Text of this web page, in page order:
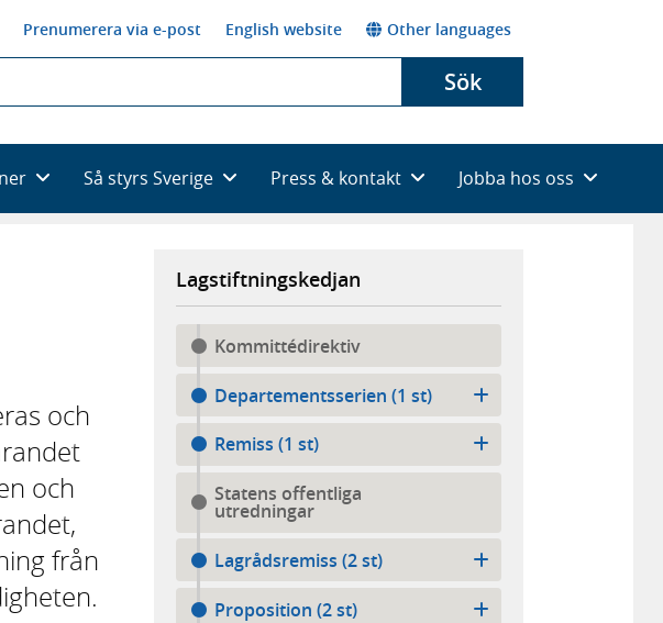
Prenumerera via e-post English website Other languages
Sök
Så styrs Sverige Press & kontakt Jobba hos oss
och
och
från
Lagstiftningskedjan
Kommittédirektiv
Departementsserien (1 st)
Remiss (1 st)
Statens offentliga
utredningar
Lagrådsremiss (2 st)
Proposition (2 st)